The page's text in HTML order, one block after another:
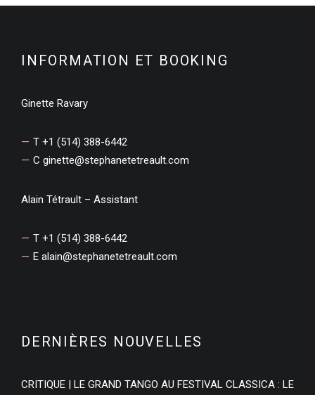
INFORMATION ET BOOKING
Ginette Ravary
T +1 (514) 388-6442
C ginette@stephanetetreault.com
Alain Tétrault – Assistant
T +1 (514) 388-6442
E alain@stephanetetreault.com
DERNIÈRES NOUVELLES
CRITIQUE | LE GRAND TANGO AU FESTIVAL CLASSICA : LE